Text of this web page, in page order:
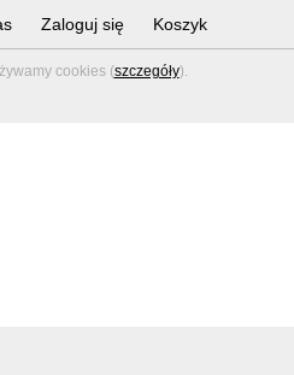
cookies (szczegóły).
Zaloguj się Koszyk